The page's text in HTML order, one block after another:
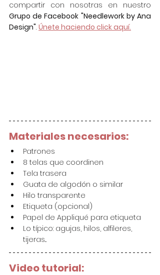
Grupo de Facebook "Needlework by Ana
Design". Únete haciendo click aquí.
Materiales necesarios:
Patrones
8 telas que coordinen
Tela trasera
Guata de algodón o similar
Hilo transparente
Etiqueta (opcional)
Papel de Appliqué para etiqueta
Lo típico: agujas, hilos, alfileres,
tijeras...
Video tutorial: